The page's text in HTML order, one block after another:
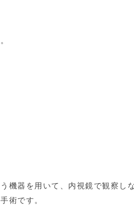
機器を用いて、内視鏡で観察し
術です。